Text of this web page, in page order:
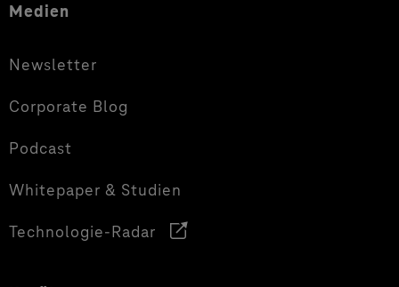
Medien
Newsletter
Corporate Blog
Podcast
Whitepaper & Studien
Technologie-Radar